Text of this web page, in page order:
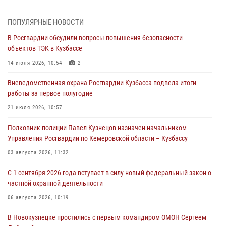
07 августа 2026, 05:32
С 1 сентября 2026 года вступает в силу новый федеральный закон о
частной охранной деятельности
06 августа 2026, 10:19
Росгвардейцы задержали предполагаемого виновника причинения
ножевого ранения кемеровчанину
06 августа 2026, 09:18
Росгвардейцы задержали мужчину, повредившего имущество
горожанки
06 августа 2026, 08:17
Росгвардейцы пресекли противоправные действия и защитили
новокузнечанку от агрессивного знакомого
06 августа 2026, 07:16
ПОПУЛЯРНЫЕ НОВОСТИ
В Росгвардии обсудили вопросы повышения безопасности
объектов ТЭК в Кузбассе
14 июля 2026, 10:54 2
Вневедомственная охрана Росгвардии Кузбасса подвела итоги
работы за первое полугодие
21 июля 2026, 10:57
Полковник полиции Павел Кузнецов назначен начальником
Управления Росгвардии по Кемеровской области – Кузбассу
03 августа 2026, 11:32
С 1 сентября 2026 года вступает в силу новый федеральный закон о
частной охранной деятельности
06 августа 2026, 10:19
В Новокузнецке простились с первым командиром ОМОН Сергеем